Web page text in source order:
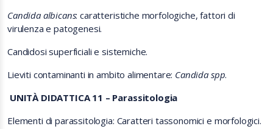
Candida albicans: caratteristiche morfologiche, fattori di
virulenza e patogenesi.
Candidosi superficiali e sistemiche.
Lieviti contaminanti in ambito alimentare: Candida spp.
UNITÀ DIDATTICA 11 – Parassitologia
Elementi di parassitologia: Caratteri tassonomici e morfologici.